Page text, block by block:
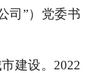
司”）党委书
建设。2022